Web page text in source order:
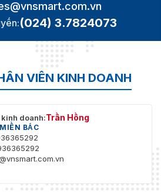
(024) 3.7824073
VIÊN KINH DOANH
doanh:Trần Hồng
BẮC